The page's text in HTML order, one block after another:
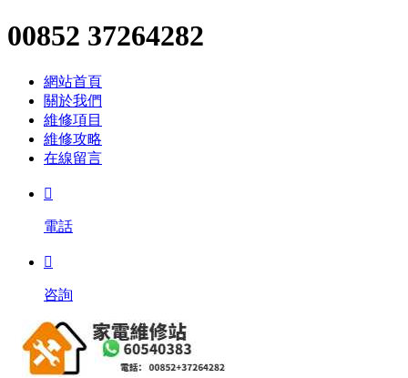
00852 37264282
網站首頁
關於我們
維修項目
維修攻略
在線留言

電話

咨詢